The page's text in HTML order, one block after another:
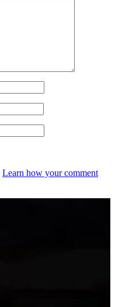
Learn how your comment